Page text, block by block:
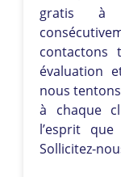
gratis à
évaluation
nous
à chaque
l’esprit
Sollicitez-